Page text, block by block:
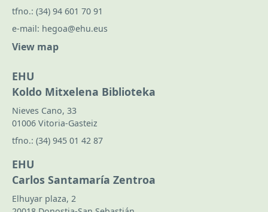
tfno.: (34) 94 601 70 91
e-mail: hegoa@ehu.eus
View map
EHU
Koldo Mitxelena Biblioteka
Nieves Cano, 33
01006 Vitoria-Gasteiz
tfno.: (34) 945 01 42 87
EHU
Carlos Santamaría Zentroa
Elhuyar plaza, 2